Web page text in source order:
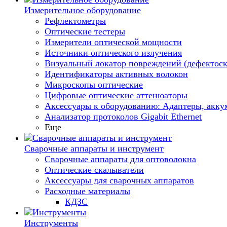
Измерительное оборудование
Рефлектометры
Оптические тестеры
Измерители оптической мощности
Источники оптического излучения
Визуальный локатор повреждений
Идентификаторы активных волокон
Микроскопы оптические
Цифровые оптические аттенюаторы
Аксессуары к оборудованию: Адаптеры,
Анализатор протоколов Gigabit Ethernet
Еще
Сварочные аппараты и инструмент
Сварочные аппараты для оптоволокна
Оптические скалыватели
Аксессуары для сварочных аппаратов
Расходные материалы
КДЗС
Инструменты